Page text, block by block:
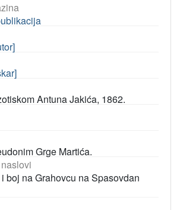
Antuna Jakića, 1862.
Grge Martića.
boj na Grahovcu na Spasovdan